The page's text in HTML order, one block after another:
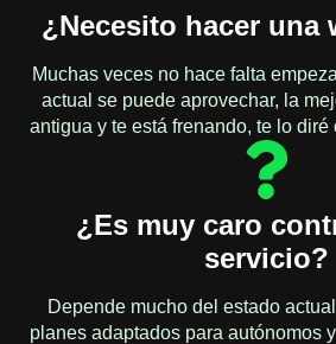
¿Necesito hacer una
Muchas veces no hace falta
actual se puede aprovechar, la
antigua y te está frenando, te lo
¿Es muy caro
servicio?
Depende mucho del estado
planes adaptados para autónomos